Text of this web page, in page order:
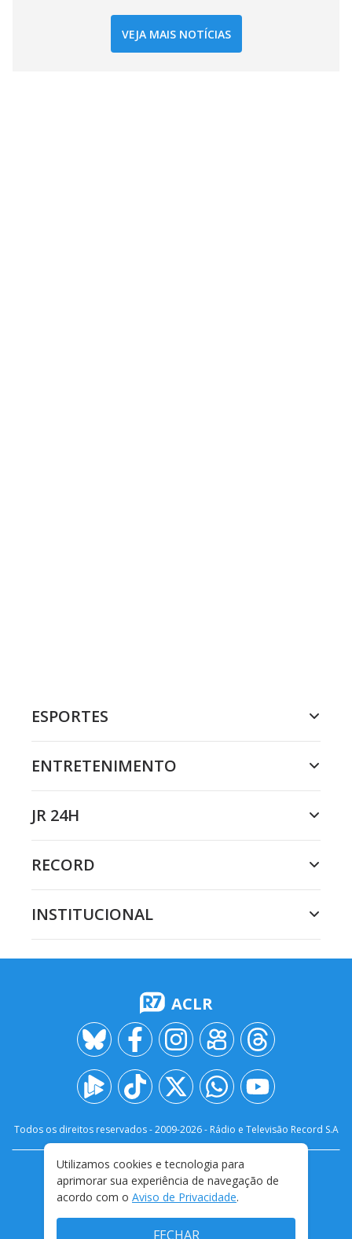
VEJA MAIS NOTÍCIAS
ESPORTES
ENTRETENIMENTO
JR 24H
RECORD
INSTITUCIONAL
ACLR
Todos os direitos reservados - 2009-2026- Rádio e Televisão Record S.A
FALE CONOSCO
PRIVACIDADE
TERMOS E CONDIÇÕES DE USO
Utilizamos cookies e tecnologia para
aprimorar sua experiência de navegação de
acordo com o Aviso de Privacidade.
FECHAR